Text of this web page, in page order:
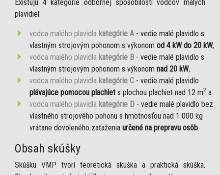
Existujú 4 kategórie odbornej spôsobilosti vodcov malých
plavidiel:
vodca malého plavidla kategórie A - vedie malé plavidlo s
vlastným strojovým pohonom s výkonom od 4 kW do 20 kW,
vodca malého plavidla kategórie B - vedie malé plavidlo s
vlastným strojovým pohonom s výkonom nad 20 kW,
vodca malého plavidla kategórie C - vedie malé plavidlo
plávajúce pomocou plachiet s plochou plachiet nad 12 m2 a
vodca malého plavidla kategórie D - vedie malé plavidlo bez
vlastného strojového pohonu s hmotnosťou nad 1 000 kg
vrátane dovoleného zaťaženia určené na prepravu osôb.
Obsah skúšky
Skúšku VMP tvorí teoretická skúška a praktická skúška.